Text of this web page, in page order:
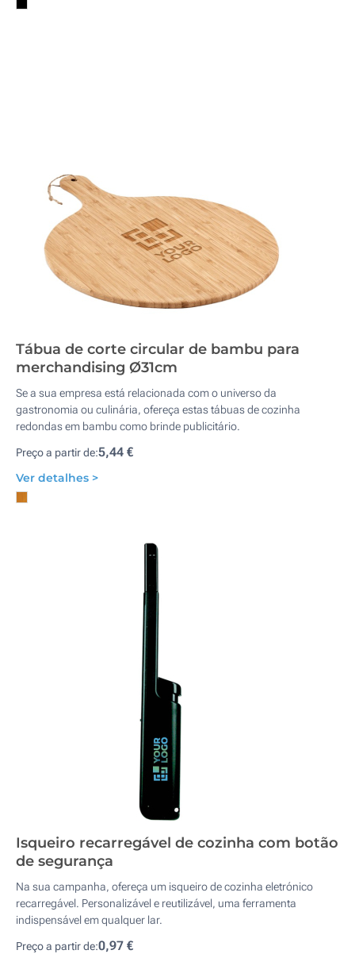
Tábua de corte circular de bambu para
merchandising Ø31cm
Se a sua empresa está relacionada com o universo da
gastronomia ou culinária, ofereça estas tábuas de cozinha
redondas em bambu como brinde publicitário.
Preço a partir de:5,44 €
Ver detalhes >
Isqueiro recarregável de cozinha com botão
de segurança
Na sua campanha, ofereça um isqueiro de cozinha eletrónico
recarregável. Personalizável e reutilizável, uma ferramenta
indispensável em qualquer lar.
Preço a partir de:0,97 €